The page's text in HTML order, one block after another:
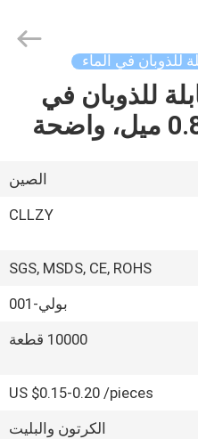
للذوبان في الماء
للذوبان في
الصين
CLLZY
SGS, MSDS, CE, ROHS
بولي-001
10000 قطعة
US $0.15-0.20 /pieces
الكرتون والبليت